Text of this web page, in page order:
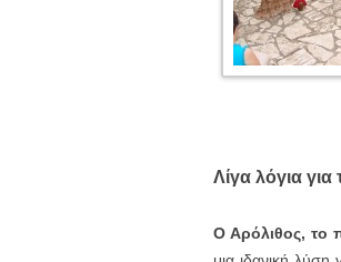
Λίγα λόγια
Ο Αρόλιθος, το